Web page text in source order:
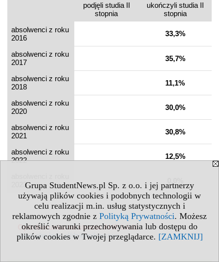
Grupa StudentNews.pl Sp. z o.o. i jej partnerzy
używają plików cookies i podobnych technologii w
celu realizacji m.in. usług statystycznych i
reklamowych zgodnie z Polityką Prywatności. Możesz
określić warunki przechowywania lub dostępu do
plików cookies w Twojej przeglądarce. [ZAMKNIJ]
podjęli studia II
stopnia
ukończyli studia II
stopnia
absolwenci z roku
2016
33,3%
absolwenci z roku
2017
35,7%
absolwenci z roku
2018
11,1%
absolwenci z roku
2020
30,0%
absolwenci z roku
2021
30,8%
absolwenci z roku
2022
12,5%
2023
Opis kierunku na stronie AHE Łódź:
www.ahe.lodz.pl/dziennikarstwo